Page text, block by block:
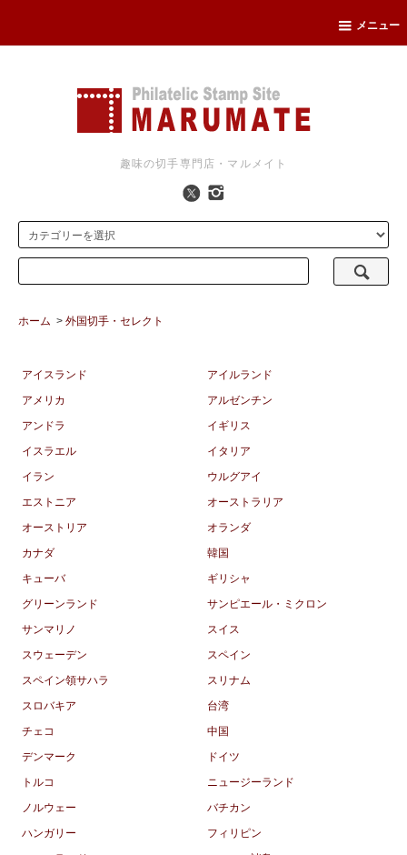
メニュー
趣味の切手専門店・マルメイト
ホーム > 外国切手・セレクト
アイスランド
アイルランド
アメリカ
アルゼンチン
アンドラ
イギリス
イスラエル
イタリア
イラン
ウルグアイ
エストニア
オーストラリア
オーストリア
オランダ
カナダ
韓国
キューバ
ギリシャ
グリーンランド
サンピエール・ミクロン
サンマリノ
スイス
スウェーデン
スペイン
スペイン領サハラ
スリナム
スロバキア
台湾
チェコ
中国
デンマーク
ドイツ
トルコ
ニュージーランド
ノルウェー
バチカン
ハンガリー
フィリピン